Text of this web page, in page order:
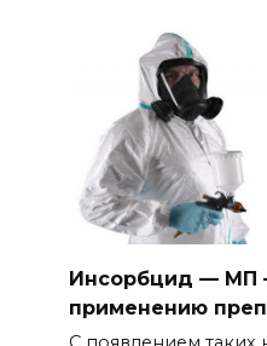
Инсорбцид — МП
применению